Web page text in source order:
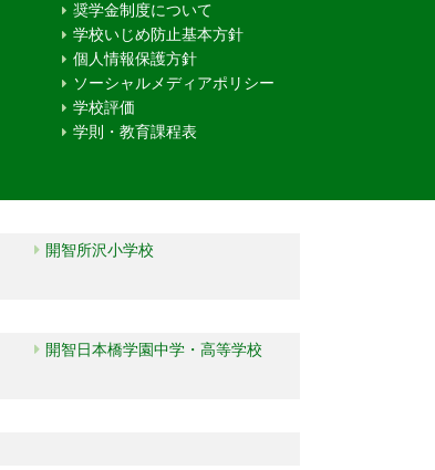
奨学金制度について
学校いじめ防止基本方針
個人情報保護方針
ソーシャルメディアポリシー
学校評価
学則・教育課程表
開智所沢小学校
開智日本橋学園中学・高等学校